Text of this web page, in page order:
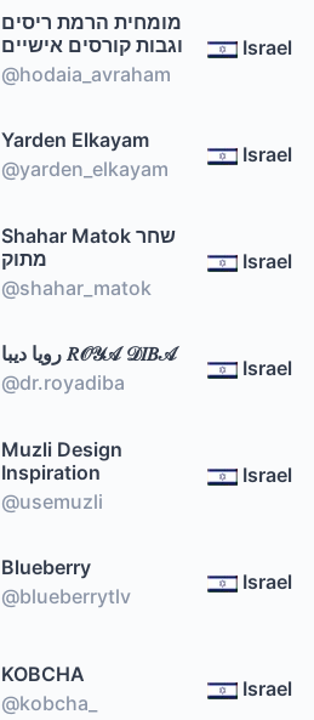
מומחית הרמת ריסים
וגבות קורסים אישיים
@hodaia_avraham
Israel
Yarden Elkayam
@yarden_elkayam
Israel
Shahar Matok שחר
מתוק
@shahar_matok
Israel
رویا دیبا 𝑅𝒪𝒴𝒜 𝒟𝐼𝐵𝒜
@dr.royadiba
Israel
Muzli Design
Inspiration
@usemuzli
Israel
Blueberry
@blueberrytlv
Israel
KOBCHA
@kobcha_
Israel